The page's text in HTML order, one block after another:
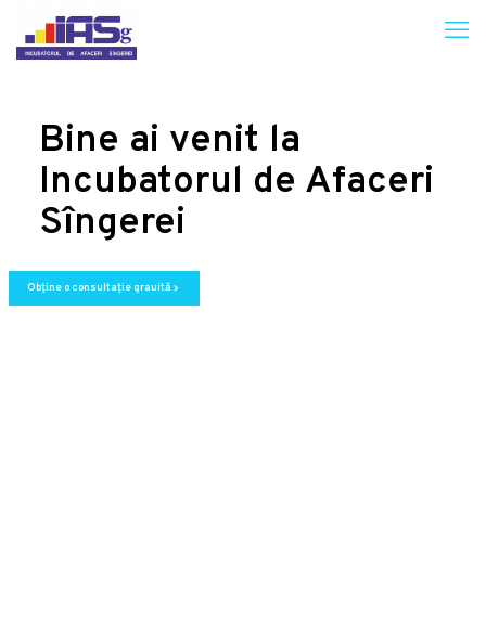
Bine ai venit la
Incubatorul de Afaceri
Sîngerei
Obține o consultație grauită chevron_right